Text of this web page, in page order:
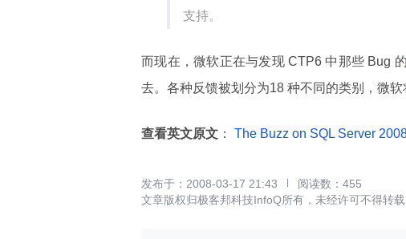
支持。
而现在，微软正在与发现 CTP6 中那些 Bug 的
去。各种反馈被划分为18 种不同的类别，微
查看英文原文 ： The Buzz on SQL Server
2008-03-17 21:43
455
文章版权归极客邦科技InfoQ所有，未经许可不得转载